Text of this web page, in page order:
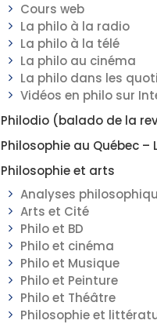
Cours web
La philo à la radio
La philo à la télé
La philo au cinéma
La philo dans les
Vidéos en philo sur
Philodio (balado de la
Philosophie au Québec –
Philosophie et arts
Analyses
Arts et Cité
Philo et BD
Philo et cinéma
Philo et Musique
Philo et Peinture
Philo et Théâtre
Philosophie et